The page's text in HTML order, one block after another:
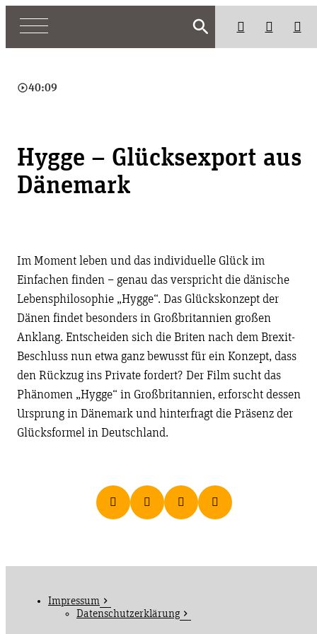
search
play_circle_outline40:09
Hygge – Glücksexport aus
Dänemark
Im Moment leben und das individuelle Glück im
Einfachen finden – genau das verspricht die dänische
Lebensphilosophie „Hygge“. Das Glückskonzept der
Dänen findet besonders in Großbritannien großen
Anklang. Entscheiden sich die Briten nach dem Brexit-
Beschluss nun etwa ganz bewusst für ein Konzept, dass
den Rückzug ins Private fordert? Der Film sucht das
Phänomen „Hygge“ in Großbritannien, erforscht dessen
Ursprung in Dänemark und hinterfragt die Präsenz der
Glücksformel in Deutschland.
Impressum
Datenschutzerklärung